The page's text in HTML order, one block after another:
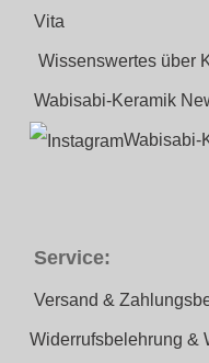
Vita
Wissenswertes über
Wabisabi-Keramik
Wabisabi-
Service:
Versand &
Widerrufsbelehrung &